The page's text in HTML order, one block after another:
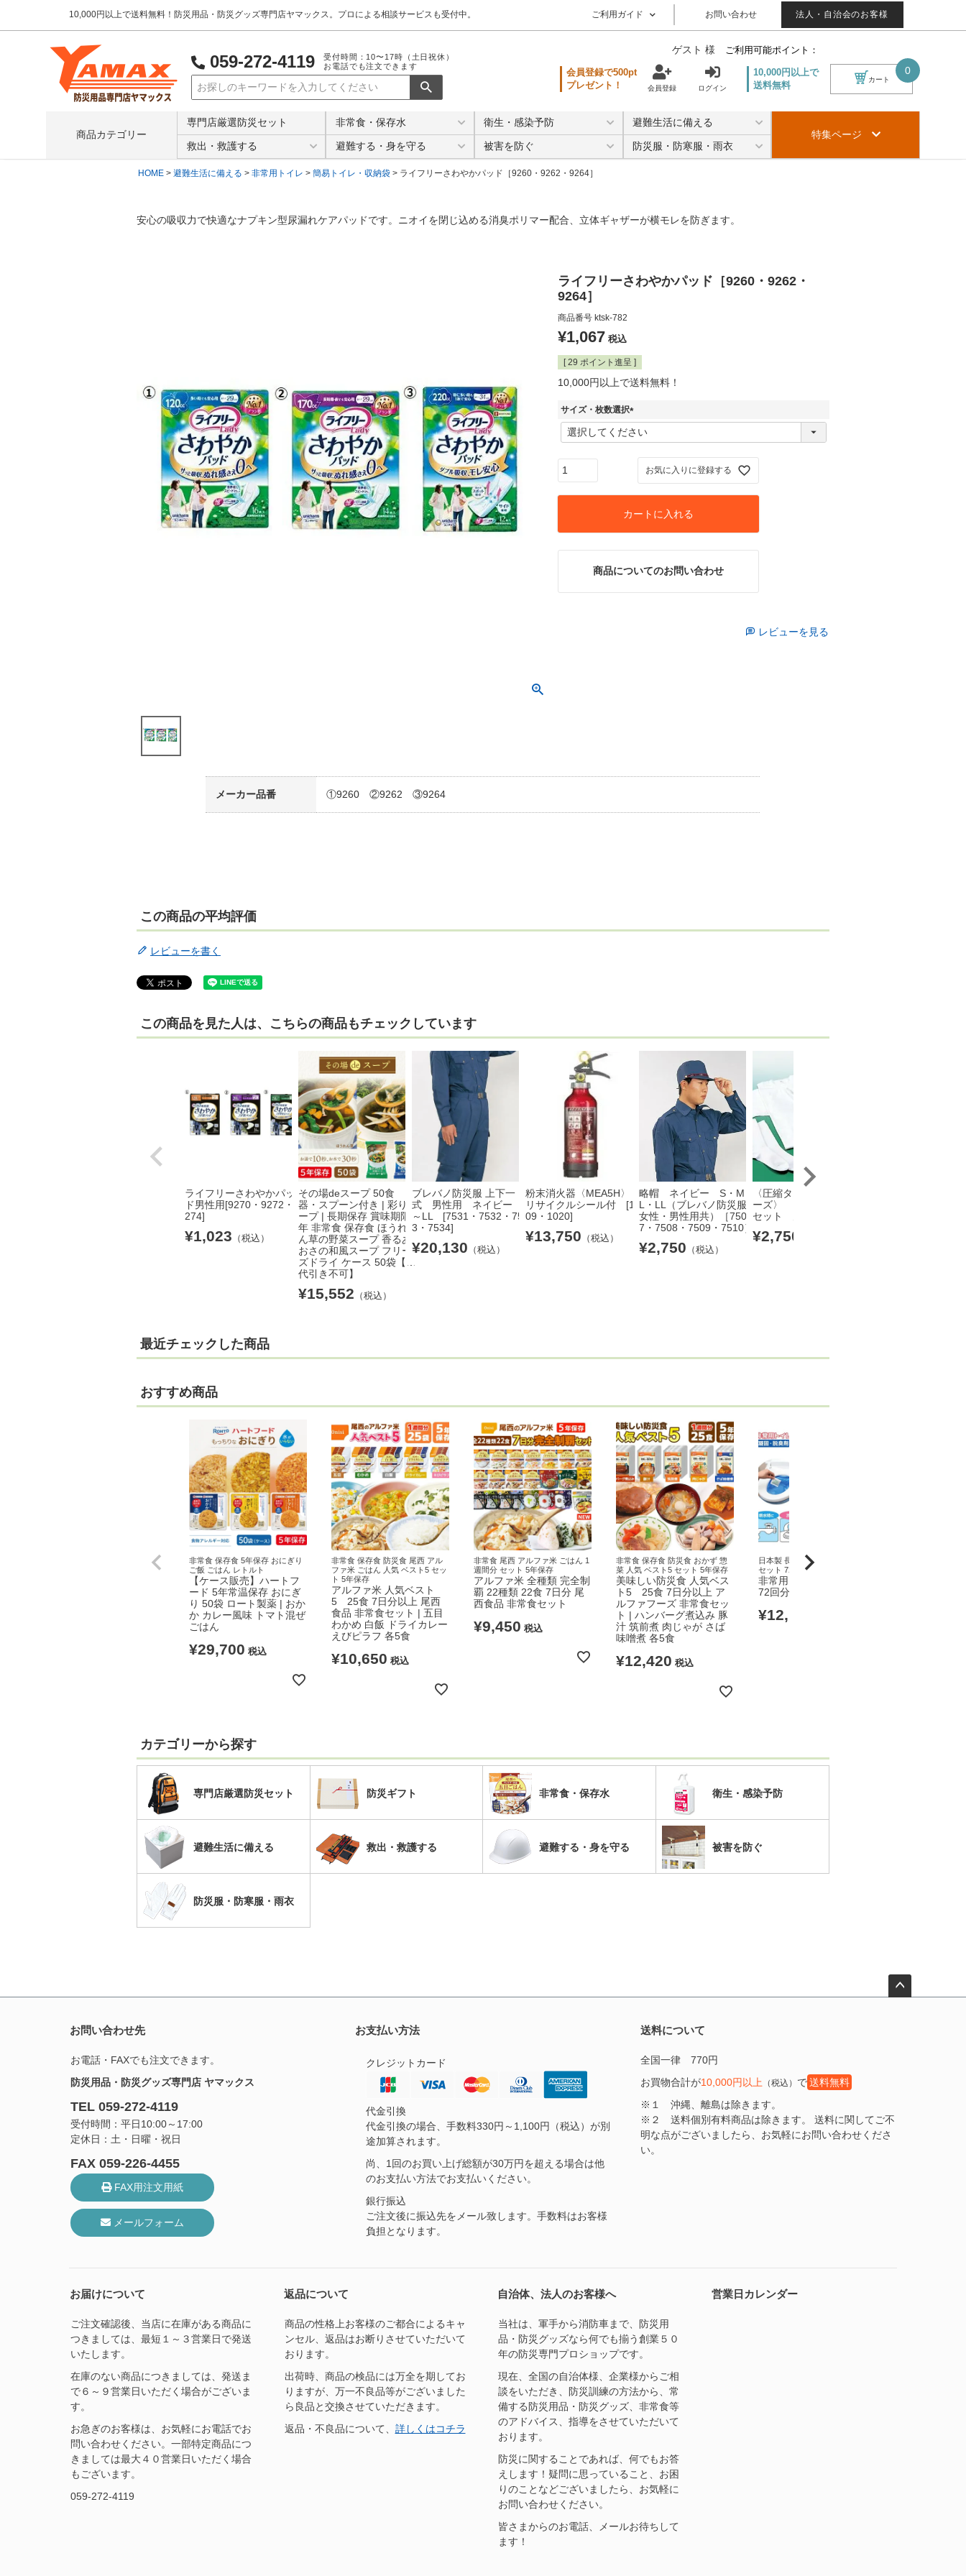
10,000円以上で送料無料！防災用品・防災グッズ専門店ヤマックス。プロによる相談サービスも受付中。 ご利用ガイド お問い合わせ 法人・自治会のお客様
059-272-4119
受付時間：10〜17時（土日祝休）
お電話でも注文できます
検索
ゲスト 様 ご利用可能ポイント：
会員登録で500pt
プレゼント！
会員登録 ログイン
10,000円以上で
送料無料
カート
0
商品カテゴリー
専門店厳選防災セット 非常食・保存水 衛生・感染予防
避難生活に備える
特集ページ
救出・救護する
避難する・身を守る 被害を防ぐ 防災服・防寒服・雨衣
HOME 避難生活に備える 非常用トイレ 簡易トイレ・収納袋 ライフリーさわやかパッド［9260・9262・9264］
安心の吸収力で快適なナプキン型尿漏れケアパッドです。ニオイを閉じ込める消臭ポリマー配合、立体ギャザーが横モレを防ぎます。
ライフリーさわやかパッド［9260・9262・
9264］
商品番号 ktsk-782
¥1,067 税込
[ 29 ポイント進呈 ]
10,000円以上で送料無料！
サイズ・枚数選択
(
必
お気に入りに登録する
カートに入れる
商品についてのお問い合わせ
レビューを見る
メーカー品番 ①9260 ②9262 ③9264
この商品の平均評価
レビューを書く
この商品を見た人は、こちらの商品もチェックしています
ライフリーさわやかパッ
ド男性用[9270・9272・9
274]
¥1,023 （税込）
その場deスープ 50食
器・スプーン付き | 彩り
ープ | 長期保存 賞味期限5
年 非常食 保存食 ほうれ
ん草の野菜スープ 香るあ
おさの和風スープ フリー
ズドライ ケース 50袋【※
代引き不可】
¥15,552 （税込）
ブレバノ防災服 上下一
式 男性用 ネイビー S
～LL [7531・7532・753
3・7534]
¥20,130 （税込）
粉末消火器〈MEA5H〉・
リサイクルシール付 [10
09・1020]
¥13,750 （税込）
略帽 ネイビー S・M・
L・LL（ブレバノ防災服
女性・男性用共）［750
7・7508・7509・7510］
¥2,750 （税込）
〈圧縮タオル・肌着シリ
ーズ〉 コンパクト肌着
セット 男性用 [6150]
¥2,750
最近チェックした商品
おすすめ商品
非常食 保存食 5年保存 おにぎり
ご飯 ごはん レトルト
【ケース販売】ハートフ
ード 5年常温保存 おにぎ
り 50袋 ロート製薬 | おか
か カレー風味 トマト混ぜ
ごはん
¥29,700 税込
非常食 保存食 防災食 尾西 アル
ファ米 ごはん 人気 ベスト5 セッ
ト 5年保存
アルファ米 人気ベスト
5 25食 7日分以上 尾西
食品 非常食セット | 五目
わかめ 白飯 ドライカレー
えびピラフ 各5食
¥10,650 税込
非常食 尾西 アルファ米 ごはん 1
週間分 セット 5年保存
アルファ米 全種類 完全制
覇 22種類 22食 7日分 尾
西食品 非常食セット
¥9,450 税込
非常食 保存食 防災食 おかず 惣
菜 人気 ベスト5 セット 5年保存
美味しい防災食 人気ベス
ト5 25食 7日分以上 ア
ルファフーズ 非常食セッ
ト | ハンバーグ煮込み 豚
汁 筑前煮 肉じゃが さば
味噌煮 各5食
¥12,420 税込
日本製 長期保存 非常用 トイレ
セット 72回 S-72F
非常用トイレ セルレット
72回分セット
¥12,100
カテゴリーから探す
専門店厳選防災セット 防災ギフト 非常食・保存水 衛生・感染予防
避難生活に備える 救出・救護する 避難する・身を守る 被害を防ぐ
防災服・防寒服・雨衣
お問い合わせ先
お電話・FAXでも注文できます。
防災用品・防災グッズ専門店 ヤマックス
TEL 059-272-4119
受付時間：平日10:00～17:00
定休日：土・日曜・祝日
FAX 059-226-4455
FAX用注文用紙
メールフォーム
お支払い方法
クレジットカード
代金引換
代金引換の場合、手数料330円～1,100円（税込）が別
途加算されます。
尚、1回のお買い上げ総額が30万円を超える場合は他
のお支払い方法でお支払いください。
銀行振込
ご注文後に振込先をメール致します。手数料はお客様
負担となります。
送料について
全国一律 770円
お買物合計が10,000円以上 （税込） で 送料無料
※１ 沖縄、離島は除きます。
※２ 送料個別有料商品は除きます。 送料に関してご不
明な点がございましたら、お気軽にお問い合わせくださ
い。
お届けについて
ご注文確認後、当店に在庫がある商品に
つきましては、最短１～３営業日で発送
いたします。
在庫のない商品につきましては、発送ま
で６～９営業日いただく場合がございま
す。
お急ぎのお客様は、お気軽にお電話でお
問い合わせください。一部特定商品につ
きましては最大４０営業日いただく場合
もございます。
059-272-4119
返品について
商品の性格上お客様のご都合によるキャ
ンセル、返品はお断りさせていただいて
おります。
出荷時、商品の検品には万全を期してお
りますが、万一不良品等がございました
ら良品と交換させていただきます。
返品・不良品について、 詳しくはコチラ
自治体、法人のお客様へ
当社は、軍手から消防車まで、防災用
品・防災グッズなら何でも揃う創業５０
年の防災専門プロショップです。
現在、全国の自治体様、企業様からご相
談をいただき、防災訓練の方法から、常
備する防災用品・防災グッズ、非常食等
のアドバイス、指導をさせていただいて
おります。
防災に関することであれば、何でもお答
えします！疑問に思っていること、お困
りのことなどございましたら、お気軽に
お問い合わせください。
皆さまからのお電話、メールお待ちして
ます！
営業日カレンダー